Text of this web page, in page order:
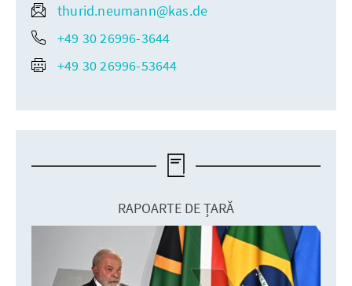
thurid.neumann@kas.de
+49 30 26996-3644
+49 30 26996-53644
RAPOARTE DE ȚARĂ